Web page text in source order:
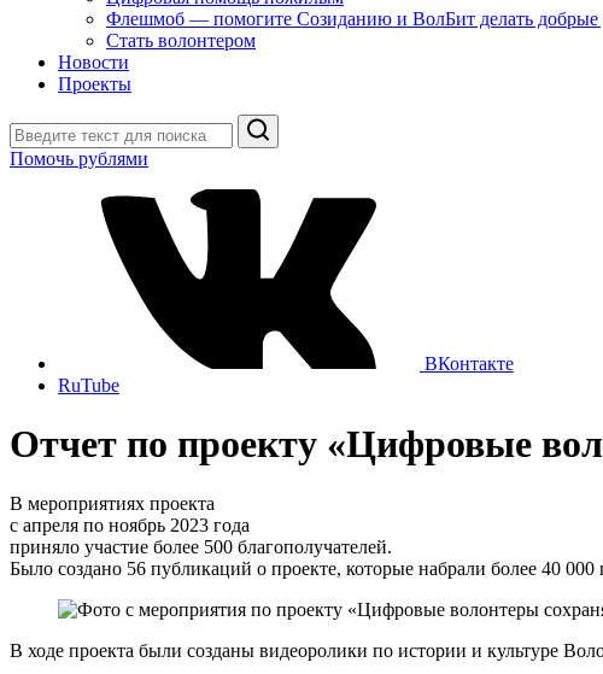
Флешмоб — помогите Созиданию и ВолБит делать добрые
Стать волонтером
Новости
Проекты
Поиск
Помочь рублями
ВКонтакте
RuTube
Отчет по проекту «Цифровые
В мероприятиях проекта
с апреля по ноябрь 2023 года
приняло участие более 500 благополучателей.
Было создано 56 публикаций о проекте, которые набрали более 40 000
В ходе проекта были созданы видеоролики по истории и культуре